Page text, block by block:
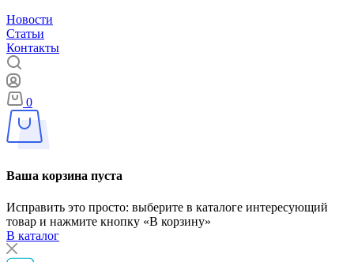
Новости
Статьи
Контакты
0
Ваша корзина пуста
Исправить это просто: выберите в каталоге интересующий
товар и нажмите кнопку «В корзину»
В каталог